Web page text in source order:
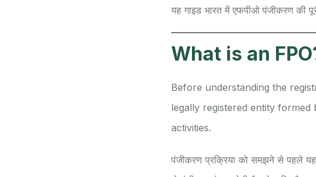
यह गाइड भारत में एफपीओ पंजीकरण की
What is an
Before understanding the
legally registered entity
activities.
पंजीकरण प्रक्रिया को समझने से पहले यह